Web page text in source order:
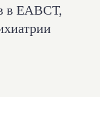
в ЕАВСТ,